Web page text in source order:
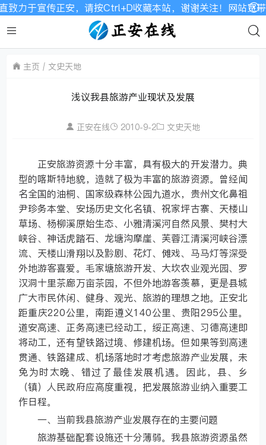
宣传正安，请按Ctrl+D收藏本站，谢谢关注！网站宽带有
主页 文史天地
浅议我县旅游产业现状及发展
正安在线 2010-9-2 文史天地
正安旅游资源十分丰富，具有极大的开发潜力。典
型的喀斯特地貌，造就了极为丰富的旅游资源。曾经闻
名全国的油桐、国家级森林公园九道水，贵州文化鼻祖
尹珍务本堂、安场历史文化名镇、祝家坪古寨、天楼山
草场、杨柳溪原始生态、小雅清溪河自然风景、樊村大
峡谷、神话虎踏石、龙塘沟摩崖、芙蓉江清溪河峡谷漂
流、天楼山滑翔以及黔剧、花灯、傩戏、马马灯等深受
外地游客喜爱。毛家塘旅游开发、大坎农业观光园、罗
汉洞十里茶廊万亩茶园，不但外地游客羡慕，更是县城
广大市民休闲、健身、观光、旅游的理想之地。正安北
距重庆220公里，南距遵义140公里、贵阳295公里。
道安高速、正务高速已经动工，绥正高速、习德高速即
将动工，还有望铁路过境、修建机场。但如果等到高速
贯通、铁路建成、机场落地时才考虑旅游产业发展，未
免为时太晚、错过了最佳发展机遇。因此，县、乡
（镇）人民政府应高度重视，把发展旅游业纳入重要工
作日程。
一、当前我县旅游产业发展存在的主要问题
旅游基础配套设施还十分薄弱。我县旅游资源虽然